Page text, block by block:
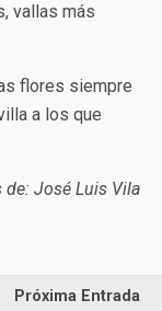
vallas más
flores siempre
a los que
de: José Luis Vila
Próxima Entrada